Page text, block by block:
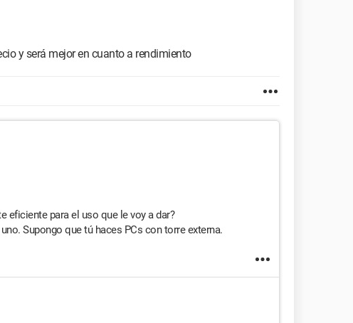
y será mejor en cuanto a rendimiento
eficiente para el uso que le voy a dar?
Supongo que tú haces PCs con torre externa.